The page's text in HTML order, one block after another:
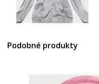
Podobné produkty